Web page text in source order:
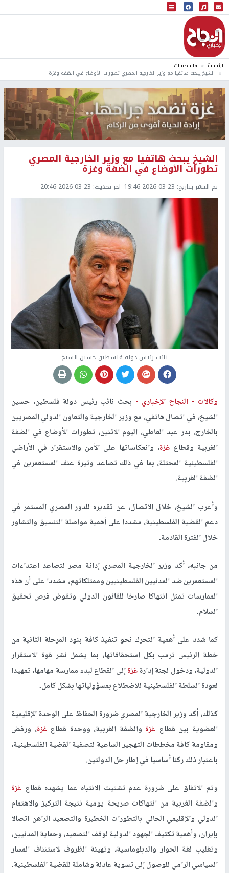
البث المباشر
إذاعة النجاح
الرئيسية فلسطينيات
الشيخ يبحث هاتفيا مع وزير الخارجية المصري تطورات الأوضاع في الضفة وغزة
الشيخ يبحث هاتفيا مع وزير الخارجية المصري
تطورات الأوضاع في الضفة وغزة
تم النشر بتاريخ: 2026-03-23 19:46 اخر تحديث: 2026-03-23 20:46
نائب رئيس دولة فلسطين حسين الشيخ
وكالات -النجاح الإخباري - بحث نائب رئيس دولة فلسطين، حسين
الشيخ، في اتصال هاتفي، مع وزير الخارجية والتعاون الدولي المصريين
بالخارج، بدر عبد العاطي، اليوم الاثنين، تطورات الأوضاع في الضفة
الغربية وقطاع غزة، وانعكاساتها على الأمن والاستقرار في الأراضي
الفلسطينية المحتلة، بما في ذلك تصاعد وتيرة عنف المستعمرين في
الضفة الغربية.
وأعرب الشيخ، خلال الاتصال، عن تقديره للدور المصري المستمر في
دعم القضية الفلسطينية، مشددا على أهمية مواصلة التنسيق والتشاور
خلال الفترة القادمة.
من جانبه، أكد وزير الخارجية المصري إدانة مصر لتصاعد اعتداءات
المستعمرين ضد المدنيين الفلسطينيين وممتلكاتهم، مشددا على أن هذه
الممارسات تمثل انتهاكا صارخا للقانون الدولي وتقوض فرص تحقيق
السلام.
كما شدد على أهمية التحرك نحو تنفيذ كافة بنود المرحلة الثانية من
خطة الرئيس ترمب بكل استحقاقاتها، بما يشمل نشر قوة الاستقرار
الدولية، ودخول لجنة إدارةغزةإلى القطاع لبدء ممارسة مهامها، تمهيدا
لعودة السلطة الفلسطينية للاضطلاع بمسؤولياتها بشكل كامل.
كذلك، أكد وزير الخارجية المصري ضرورة الحفاظ على الوحدة الإقليمية
العضوية بين قطاع غزة والضفة الغربية، ووحدة قطاع غزة، ورفض
ومقاومة كافة مخططات التهجير الساعية لتصفية القضية الفلسطينية،
باعتبار ذلك ركنا أساسيا في إطار حل الدولتين.
وتم الاتفاق على ضرورة عدم تشتيت الانتباه عما يشهده قطاع غزة
والضفة الغربية من انتهاكات صريحة يومية نتيجة التركيز والاهتمام
الدولي والإقليمي الحالي بالتطورات الخطيرة والتصعيد الراهن اتصالا
بإيران، وأهمية تكثيف الجهود الدولية لوقف التصعيد، وحماية المدنيين،
وتغليب لغة الحوار والدبلوماسية، وتهيئة الظروف لاستئناف المسار
السياسي الرامي للوصول إلى تسوية عادلة وشاملة للقضية الفلسطينية.